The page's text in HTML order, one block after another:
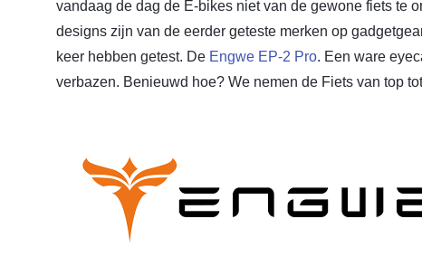
vandaag de dag de E-bikes niet van de gewone fiets te
designs zijn van de eerder geteste merken op
keer hebben getest. De Engwe EP-2 Pro. Een ware
verbazen. Benieuwd hoe? We nemen de Fiets van top